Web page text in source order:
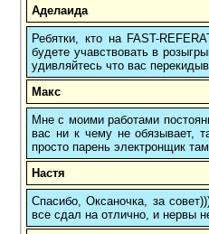
Аделаида
Ребятки, кто на FAST-
будете учавствовать в
удивляйтесь что вас
Макс
Мне с моими работами
вас ни к чему не обязывает,
просто парень электронщик
Настя
Спасибо, Оксаночка, за
все сдал на отлично, и нервы